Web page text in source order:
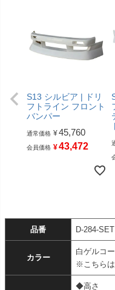
S13 シルビア | ドリ
フトライン フロント
バンパー
通常価格 ¥45,760
会員価格 ¥43,472
品番 D-284-SET
カラー
白ゲルコ
※こちらは
◆高さ